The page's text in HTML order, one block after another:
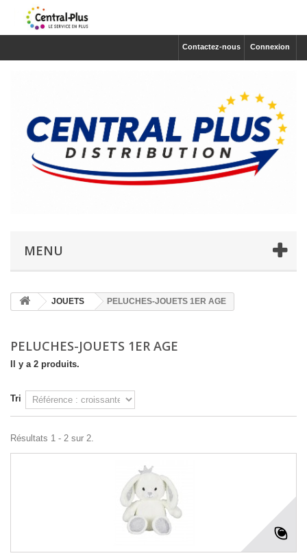
Connexion
Contactez-nous
MENU
JOUETS PELUCHES-JOUETS 1ER AGE
PELUCHES-JOUETS 1ER AGE
Il y a 2 produits.
Tri
Résultats 1 - 2 sur 2.